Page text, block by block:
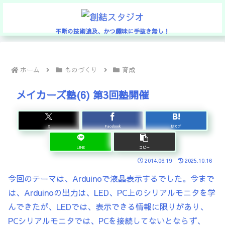
不断の技術追及、かつ趣味に手抜き無し！
ホーム ものづくり 育成
メイカーズ塾(6) 第3回塾開催
X Facebook はてブ
LINE コピー
2014.06.19 2025.10.16
今回のテーマは、Arduinoで液晶表示するでした。今まで
は、Arduinoの出力は、LED、PC上のシリアルモニタを学
んできたが、LEDでは、表示できる情報に限りがあり、
PCシリアルモニタでは、PCを接続してないとならず、